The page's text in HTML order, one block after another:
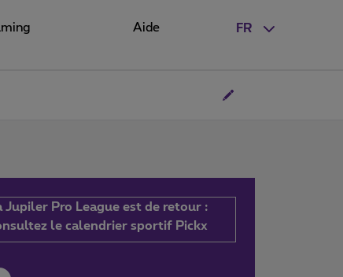
FR
Aide
Jupiler Pro League est de retour :
le calendrier sportif Pickx